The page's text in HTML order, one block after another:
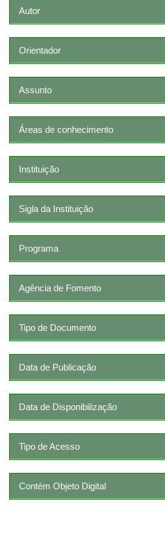
Autor
Orientador
Assunto
Áreas de conhecimento
Instituição
Sigla da Instituição
Programa
Agência de Fomento
Tipo de Documento
Data de Publicação
Data de Disponibilização
Tipo de Acesso
Contém Objeto Digital